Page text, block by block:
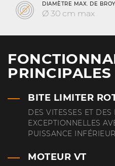
DIAMÈTRE MAX. DE
Ø 30 cm max
PRINCIPALES
BITE LIMITER
DES VITESSES ET
EXCEPTIONNELLES
PUISSANCE
MOTEUR VT